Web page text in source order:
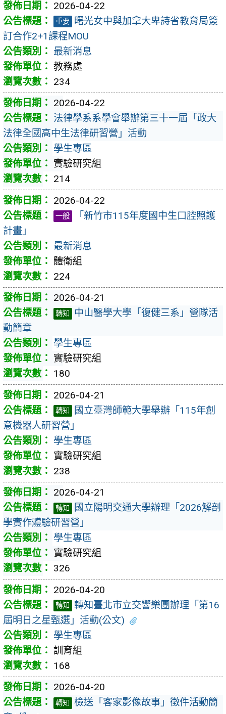
2026-04-22
重要 曙光女中與加拿大卑詩省教育局簽
訂合作2+1課程MOU
最新消息
教務處
234
2026-04-22
法律學系系學會舉辦第三十一屆「政大
法律全國高中生法律研習營」活動
學生專區
實驗研究組
214
2026-04-22
一般
「新竹市115年度國中生口腔照護
計畫」
最新消息
體衛組
224
2026-04-21
轉知
中山醫學大學「復健三系」營隊活
動簡章
學生專區
實驗研究組
180
2026-04-21
轉知
國立臺灣師範大學舉辦「115年創
意機器人研習營」
學生專區
實驗研究組
238
2026-04-21
轉知
國立陽明交通大學辦理「2026解剖
學實作體驗研習營」
學生專區
實驗研究組
326
2026-04-20
轉知
轉知臺北市立交響樂團辦理「第16
屆明日之星甄選」活動(公文)
學生專區
訓育組
168
2026-04-20
轉知
檢送「客家影像故事」徵件活動簡